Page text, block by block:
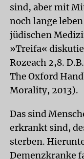
sind, aber mit
noch lange
jüdischen
»Treifa«
Rozeach 2,8.
The Oxford
Morality, 2013).
Das sind
erkrankt sind,
sterben.
Demenzkranke